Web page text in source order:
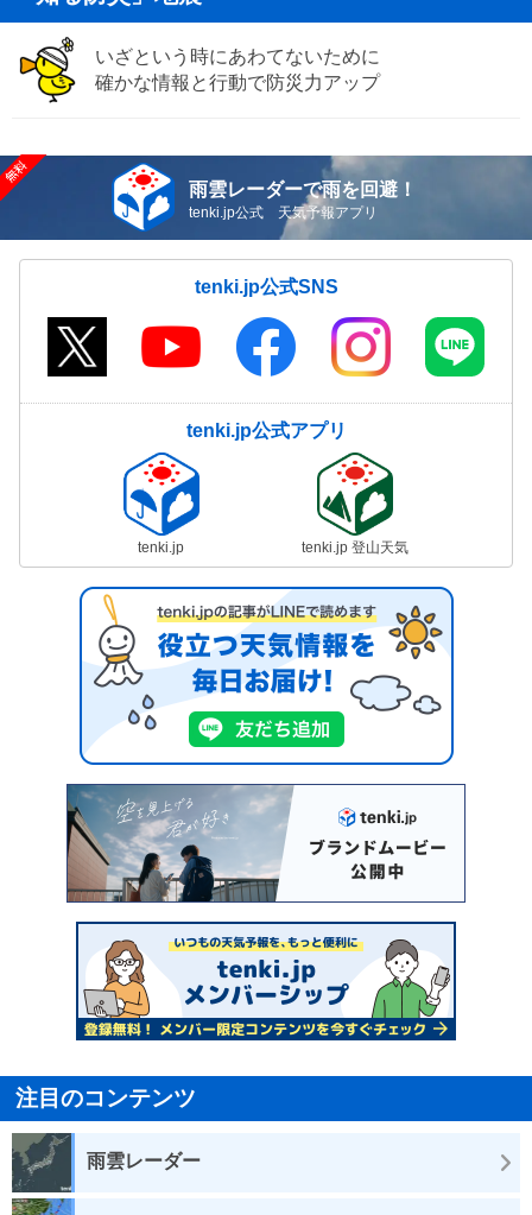
いざという時にあわてないために
確かな情報と行動で防災力アップ
雨雲レーダーで雨を回避！
tenki.jp公式 天気予報アプリ
tenki.jp公式SNS
tenki.jp公式アプリ
tenki.jp tenki.jp 登山天気
注目のコンテンツ
雨雲レーダー